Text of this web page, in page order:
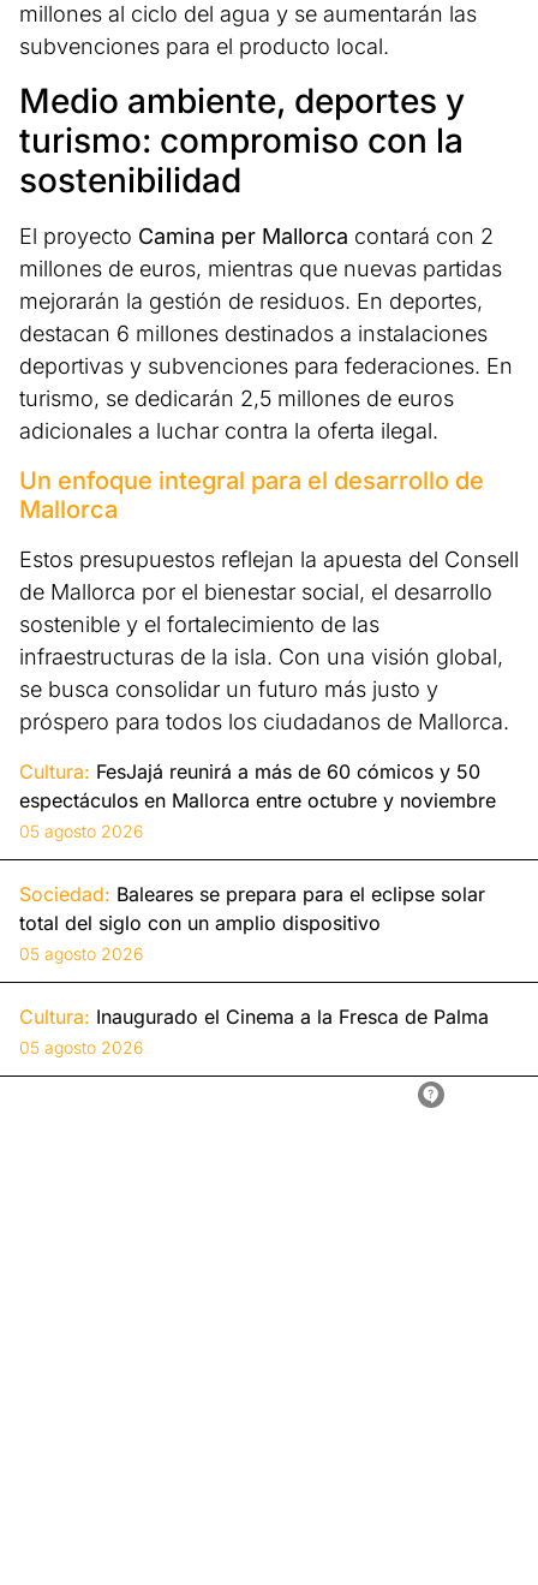
millones al ciclo del agua y se aumentarán las
subvenciones para el producto local.
Medio ambiente, deportes y
turismo: compromiso con la
sostenibilidad
El proyecto Camina per Mallorca contará con 2
millones de euros, mientras que nuevas partidas
mejorarán la gestión de residuos. En deportes,
destacan 6 millones destinados a instalaciones
deportivas y subvenciones para federaciones. En
turismo, se dedicarán 2,5 millones de euros
adicionales a luchar contra la oferta ilegal.
Un enfoque integral para el desarrollo de
Mallorca
Estos presupuestos reflejan la apuesta del Consell
de Mallorca por el bienestar social, el desarrollo
sostenible y el fortalecimiento de las
infraestructuras de la isla. Con una visión global,
se busca consolidar un futuro más justo y
próspero para todos los ciudadanos de Mallorca.
Cultura: FesJajá reunirá a más de 60 cómicos y 50
espectáculos en Mallorca entre octubre y noviembre
05 agosto 2026
Sociedad: Baleares se prepara para el eclipse solar
total del siglo con un amplio dispositivo
05 agosto 2026
Cultura: Inaugurado el Cinema a la Fresca de Palma
05 agosto 2026